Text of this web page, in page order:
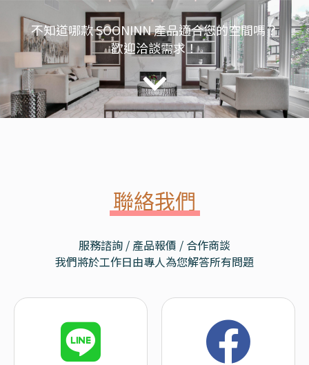
不知道哪款 SOONINN 產品適合您的空間嗎？
歡迎洽談需求！
聯絡我們
服務諮詢 / 產品報價 / 合作商談
我們將於工作日由專人為您解答所有問題